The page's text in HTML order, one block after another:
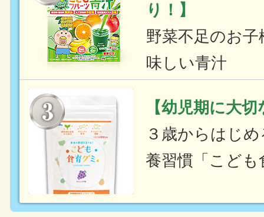
り！】
野菜不足のお
味しい青汁
【幼児期に大
３歳からはじ
養習慣「こども